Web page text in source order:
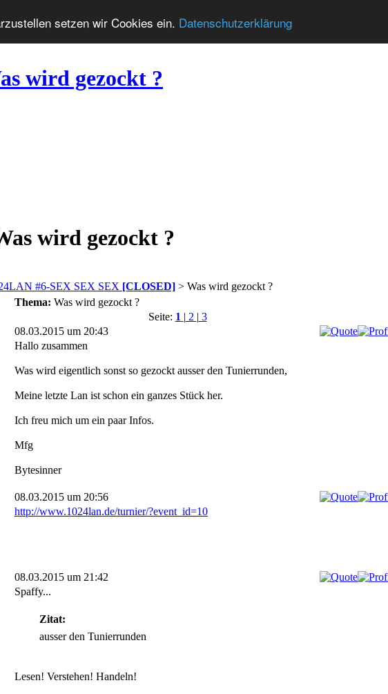
setzen wir Cookies ein. Datenschutzerklärung
wird gezockt ?
wird gezockt ?
#6-SEX SEX SEX [CLOSED] > Was wird gezockt ?
Thema: Was wird gezockt ?
Seite: 1 | 2 | 3
08.03.2015 um 20:43
Hallo zusammen
Was wird eigentlich sonst so gezockt ausser den Tunierrunden,
Meine letzte Lan ist schon ein ganzes Stück her.
Ich freu mich um ein paar Infos.
Mfg
Bytesinner
08.03.2015 um 20:56
http://www.1024lan.de/turnier/?event_id=10
08.03.2015 um 21:42
Spaffy...
Zitat:
ausser den Tunierrunden
Lesen! Verstehen! Handeln!